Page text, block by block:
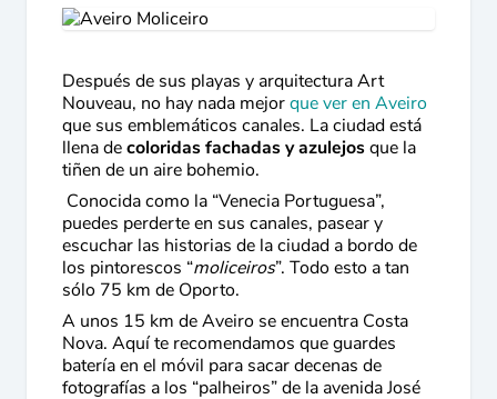
Después de sus playas y arquitectura Art
Nouveau, no hay nada mejorque ver en Aveiro
que sus emblemáticos canales. La ciudad está
llena decoloridas fachadas y azulejosque la
tiñen de un aire bohemio.
Conocida como la “Venecia Portuguesa”,
puedes perderte en sus canales, pasear y
escuchar las historias de la ciudad a bordo de
los pintorescos “moliceiros”. Todo esto a tan
sólo 75 km de Oporto.
A unos 15 km de Aveiro se encuentra Costa
Nova. Aquí te recomendamos que guardes
batería en el móvil para sacar decenas de
fotografías a los “palheiros” de la avenida José